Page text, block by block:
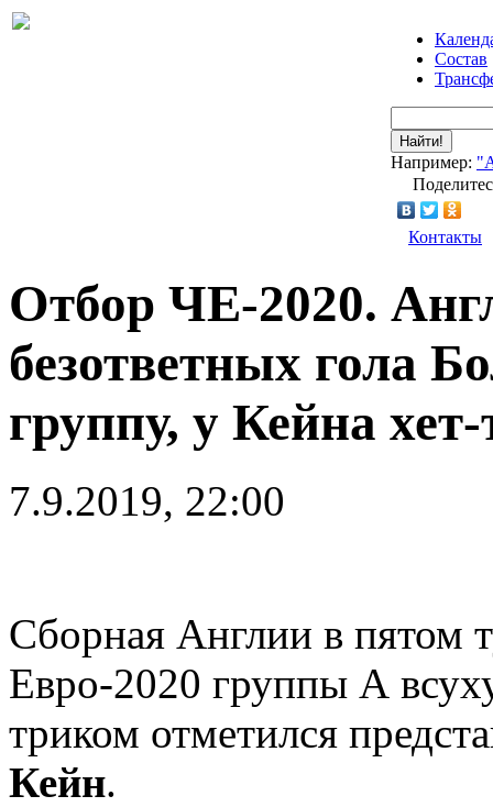
Состав
Найти!
Например:
Контакты
Отбор ЧЕ-2020.
безответных гола
группу, у Кейна
7.9.2019, 22:00
Сборная Англии в пятом
Евро-2020 группы А
триком отметился
Кейн.